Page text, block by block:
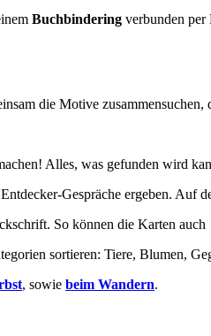
Buchbindering verbunden per
die Motive
Alles, was gefunden wird
Gespräche ergeben.
So können die Karten
sortieren: Tiere, Blumen,
, sowie beim Wandern.